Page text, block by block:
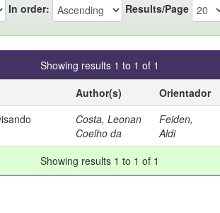
In order: Results/Page
Showing results 1 to 1 of 1
Author(s) Orientador
Costa, Leonan
Coelho da
Feiden,
Aldi
Showing results 1 to 1 of 1